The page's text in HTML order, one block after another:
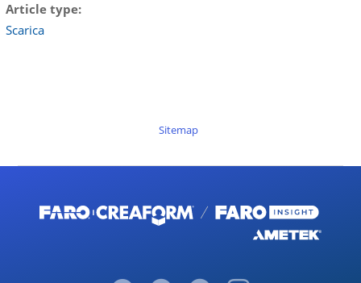
Article type
Scarica
Sitemap